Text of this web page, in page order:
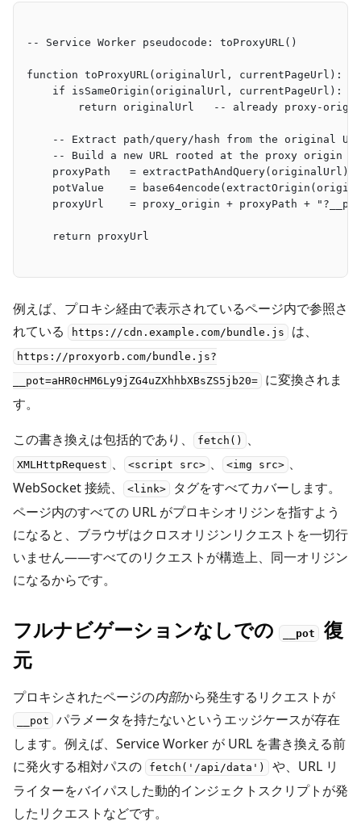
-- Service Worker pseudocode: toProxyURL()
function toProxyURL(originalUrl, currentPageUrl):
    if isSameOrigin(originalUrl, currentPageUrl):
return originalUrl   -- already proxy-
    -- Extract path/query/hash from the original URL
    -- Build a new URL rooted at the proxy origin
    proxyPath   = extractPathAndQuery(originalUrl)
potValue    =
proxyUrl    = proxy_origin + proxyPath +
    return proxyUrl
例えば、プロキシ経由で表示されているページ内で参照さ
れている
https://cdn.example.com/bundle.js は、
https://proxyorb.com/bundle.js?
__pot=aHR0cHM6Ly9jZG4uZXhhbXBsZS5jb20=
に変換されま
す。
この書き換えは包括的であり、
fetch() 、
XMLHttpRequest 、 <script src> 、 <img src> 、
WebSocket 接続、
<link>
タグをすべてカバーします。
ページ内のすべての URL がプロキシオリジンを指すよう
になると、ブラウザはクロスオリジンリクエストを一切行
いません――すべてのリクエストが構造上、同一オリジン
になるからです。
フルナビゲーションなしでの __pot
復
元
プロキシされたページの内部から発生するリクエストが
__pot
パラメータを持たないというエッジケースが存在
します。例えば、Service Worker が URL を書き換える前
に発火する相対パスの
fetch('/api/data')
や、URL リ
ライターをバイパスした動的インジェクトスクリプトが発
したリクエストなどです。